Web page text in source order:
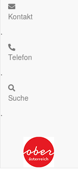
Kontakt
.
Telefon
.
Suche
.